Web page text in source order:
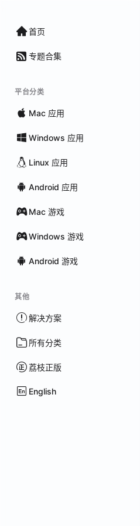
首页
专题合集
平台分类
Mac 应用
Windows 应用
Linux 应用
Android 应用
Mac 游戏
Windows 游戏
Android 游戏
其他
解决方案
所有分类
荔枝正版
English